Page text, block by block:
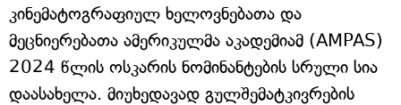
კინემატოგრაფიულ ხელოვნებათა და
მეცნიერებათა ამერიკულმა აკადემიამ (AMPAS)
2024 წლის ოსკარის ნომინანტების სრული სია
დაასახელა. მიუხედავად გულშემატკივრების